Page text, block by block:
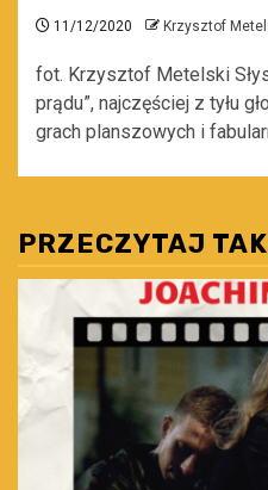
11/12/2020 Krzysztof
fot. Krzysztof Metelski
prądu”, najczęściej z tyłu
grach planszowych i
PRZECZYTAJ